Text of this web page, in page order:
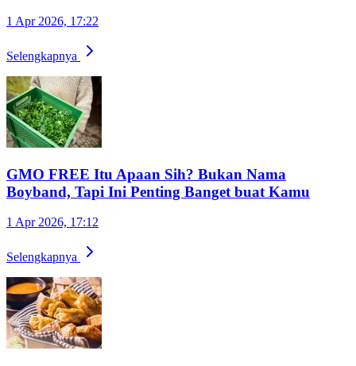
1 Apr 2026, 17:22
Selengkapnya
GMO FREE Itu Apaan Sih? Bukan Nama
Boyband, Tapi Ini Penting Banget buat Kamu
1 Apr 2026, 17:12
Selengkapnya